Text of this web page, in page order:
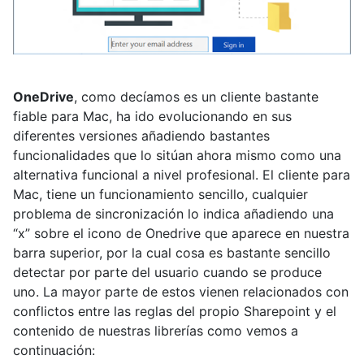
OneDrive, como decíamos es un cliente bastante
fiable para Mac, ha ido evolucionando en sus
diferentes versiones añadiendo bastantes
funcionalidades que lo sitúan ahora mismo como una
alternativa funcional a nivel profesional. El cliente para
Mac, tiene un funcionamiento sencillo, cualquier
problema de sincronización lo indica añadiendo una
“x” sobre el icono de Onedrive que aparece en nuestra
barra superior, por la cual cosa es bastante sencillo
detectar por parte del usuario cuando se produce
uno. La mayor parte de estos vienen relacionados con
conflictos entre las reglas del propio Sharepoint y el
contenido de nuestras librerías como vemos a
continuación: